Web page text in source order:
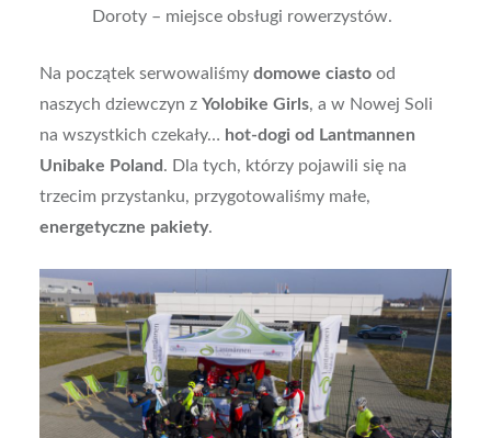
Doroty – miejsce obsługi rowerzystów.
Na początek serwowaliśmy domowe ciastood
naszych dziewczyn z Yolobike Girls, a w Nowej Soli
na wszystkich czekały… hot-dogi od Lantmannen
Unibake Poland . Dla tych, którzy pojawili się na
trzecim przystanku, przygotowaliśmy małe,
energetyczne pakiety.